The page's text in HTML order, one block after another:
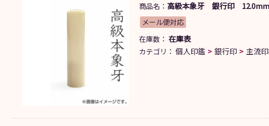
商品名： 高級本象牙 銀行印 12.0mm
メール便対応
在庫数： 在庫表
カテゴリ： 個人印鑑 銀行印 主流